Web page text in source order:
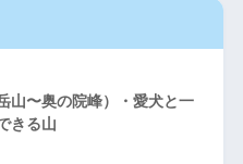
山〜奥の院峰）・愛犬と一
きる山